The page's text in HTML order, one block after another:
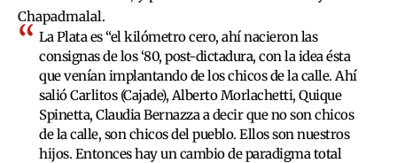
Chapadmalal.
La Plata es “el kilómetro cero, ahí nacieron las
consignas de los ‘80, post-dictadura, con la idea ésta
que venían implantando de los chicos de la calle. Ahí
salió Carlitos (Cajade), Alberto Morlachetti, Quique
Spinetta, Claudia Bernazza a decir que no son chicos
de la calle, son chicos del pueblo. Ellos son nuestros
hijos. Entonces hay un cambio de paradigma total